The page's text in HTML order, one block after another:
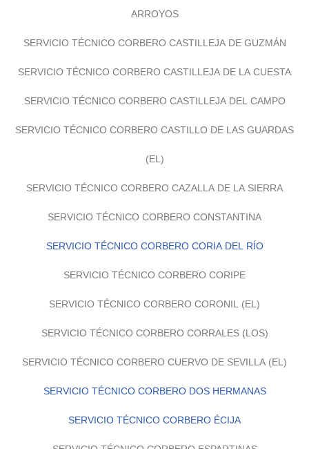
ARROYOS
SERVICIO TÉCNICO CORBERO CASTILLEJA DE GUZMÁN
SERVICIO TÉCNICO CORBERO CASTILLEJA DE LA CUESTA
SERVICIO TÉCNICO CORBERO CASTILLEJA DEL CAMPO
SERVICIO TÉCNICO CORBERO CASTILLO DE LAS GUARDAS
(EL)
SERVICIO TÉCNICO CORBERO CAZALLA DE LA SIERRA
SERVICIO TÉCNICO CORBERO CONSTANTINA
SERVICIO TÉCNICO CORBERO CORIA DEL RÍO
SERVICIO TÉCNICO CORBERO CORIPE
SERVICIO TÉCNICO CORBERO CORONIL (EL)
SERVICIO TÉCNICO CORBERO CORRALES (LOS)
SERVICIO TÉCNICO CORBERO CUERVO DE SEVILLA (EL)
SERVICIO TÉCNICO CORBERO DOS HERMANAS
SERVICIO TÉCNICO CORBERO ÉCIJA